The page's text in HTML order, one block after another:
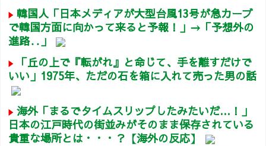
韓国人「日本メディアが大型台風13号が急カーブ
で韓国方面に向かって来ると予報！」→「予想外の
進路‥」
「丘の上で『転がれ』と命じて、手を離すだけで
いい」1975年、ただの石を箱に入れて売った男の話
海外「まるでタイムスリップしたみたいだ…！」
日本の江戸時代の街並みがそのまま保存されている
貴重な場所とは・・・？【海外の反応】